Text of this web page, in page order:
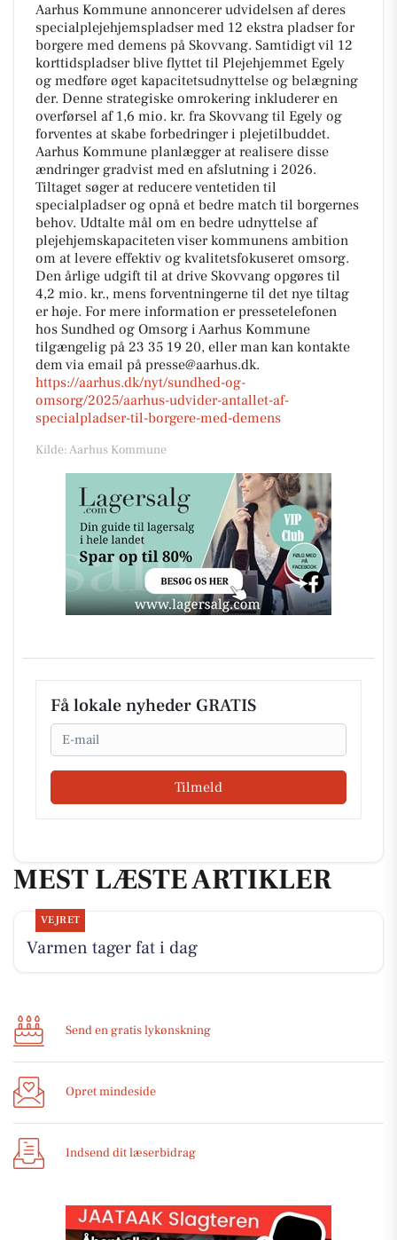
Aarhus Kommune annoncerer udvidelsen af deres
specialplejehjemspladser med 12 ekstra pladser for
borgere med demens på Skovvang. Samtidigt vil 12
korttidspladser blive flyttet til Plejehjemmet Egely
og medføre øget kapacitetsudnyttelse og belægning
der. Denne strategiske omrokering inkluderer en
overførsel af 1,6 mio. kr. fra Skovvang til Egely og
forventes at skabe forbedringer i plejetilbuddet.
Aarhus Kommune planlægger at realisere disse
ændringer gradvist med en afslutning i 2026.
Tiltaget søger at reducere ventetiden til
specialpladser og opnå et bedre match til borgernes
behov. Udtalte mål om en bedre udnyttelse af
plejehjemskapaciteten viser kommunens ambition
om at levere effektiv og kvalitetsfokuseret omsorg.
Den årlige udgift til at drive Skovvang opgøres til
4,2 mio. kr., mens forventningerne til det nye tiltag
er høje. For mere information er pressetelefonen
hos Sundhed og Omsorg i Aarhus Kommune
tilgængelig på 23 35 19 20, eller man kan kontakte
dem via email på presse@aarhus.dk.
https://aarhus.dk/nyt/sundhed-og-
omsorg/2025/aarhus-udvider-antallet-af-
specialpladser-til-borgere-med-demens
Kilde: Aarhus Kommune
Få lokale nyheder GRATIS
Email
Tilmeld
MEST LÆSTE ARTIKLER
VEJRET
Varmen tager fat i dag
Send en gratis lykønskning
Opret mindeside
Indsend dit læserbidrag